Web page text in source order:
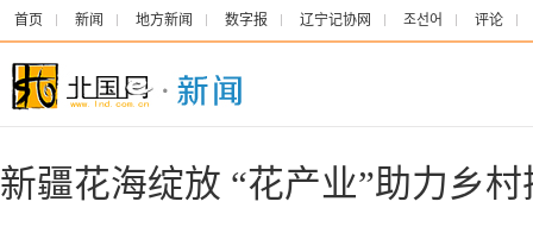
首页 新闻 地方新闻 数字报 辽宁记协网 조선어 评论
新疆花海绽放 “花产业”助力乡村